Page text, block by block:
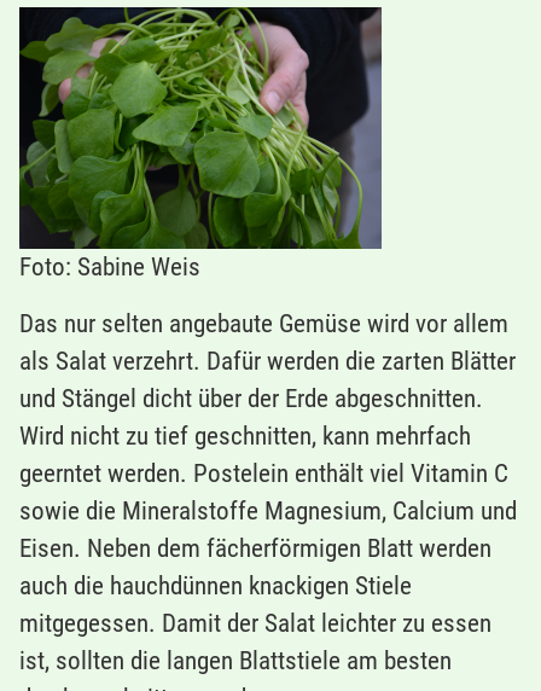
Foto: Sabine Weis
Das nur selten angebaute Gemüse wird vor allem
als Salat verzehrt. Dafür werden die zarten Blätter
und Stängel dicht über der Erde abgeschnitten.
Wird nicht zu tief geschnitten, kann mehrfach
geerntet werden. Postelein enthält viel Vitamin C
sowie die Mineralstoffe Magnesium, Calcium und
Eisen. Neben dem fächerförmigen Blatt werden
auch die hauchdünnen knackigen Stiele
mitgegessen. Damit der Salat leichter zu essen
ist, sollten die langen Blattstiele am besten